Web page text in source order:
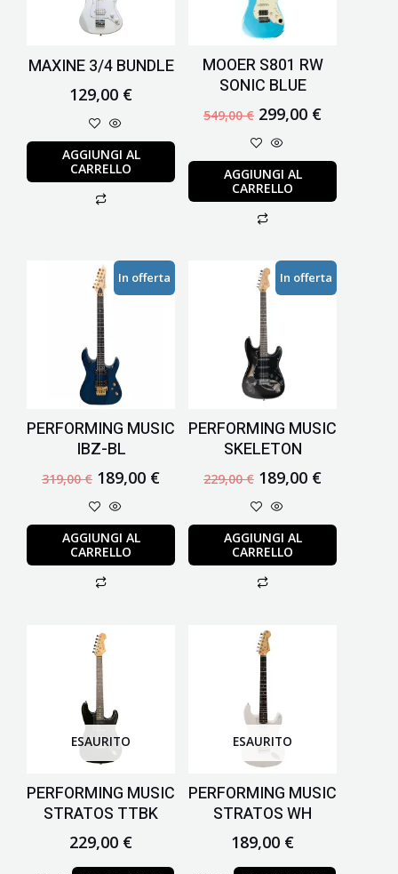
MAXINE 3/4 BUNDLE
129,00 €
AGGIUNGI AL
CARRELLO
MOOER S801 RW
SONIC BLUE
549,00€ 299,00 €
AGGIUNGI AL
CARRELLO
In offerta
PERFORMING MUSIC
IBZ-BL
319,00€
Il
prezzo
originale
era:
319,00 €.
189,00 €
Il
prezzo
AGGIUNGI AL
CARRELLO
In offerta
PERFORMING MUSIC
SKELETON
229,00€
Il
prezzo
originale
era:
229,00 €.
189,00 €
Il
prezzo
AGGIUNGI AL
CARRELLO
ESAURITO
PERFORMING MUSIC
STRATOS TTBK
229,00 €
ESAURITO
PERFORMING MUSIC
STRATOS WH
189,00 €